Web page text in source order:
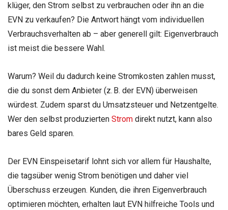
klüger, den Strom selbst zu verbrauchen oder ihn an die
EVN zu verkaufen? Die Antwort hängt vom individuellen
Verbrauchsverhalten ab – aber generell gilt: Eigenverbrauch
ist meist die bessere Wahl.
Warum? Weil du dadurch keine Stromkosten zahlen musst,
die du sonst dem Anbieter (z. B. der EVN) überweisen
würdest. Zudem sparst du Umsatzsteuer und Netzentgelte.
Wer den selbst produzierten Strom direkt nutzt, kann also
bares Geld sparen.
Der EVN Einspeisetarif lohnt sich vor allem für Haushalte,
die tagsüber wenig Strom benötigen und daher viel
Überschuss erzeugen. Kunden, die ihren Eigenverbrauch
optimieren möchten, erhalten laut EVN hilfreiche Tools und